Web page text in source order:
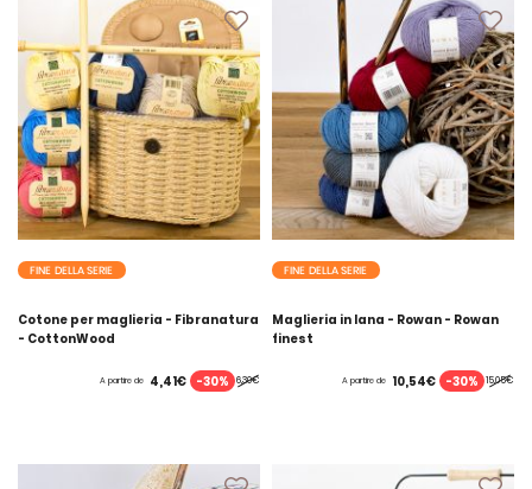
FINE DELLA SERIE
Cotone per maglieria - Fibranatura
- CottonWood
6,30€
A partire de 4,41€ -30%
FINE DELLA SERIE
Maglieria in lana - Rowan - Rowan
finest
15,05€
A partire de 10,54€ -30%